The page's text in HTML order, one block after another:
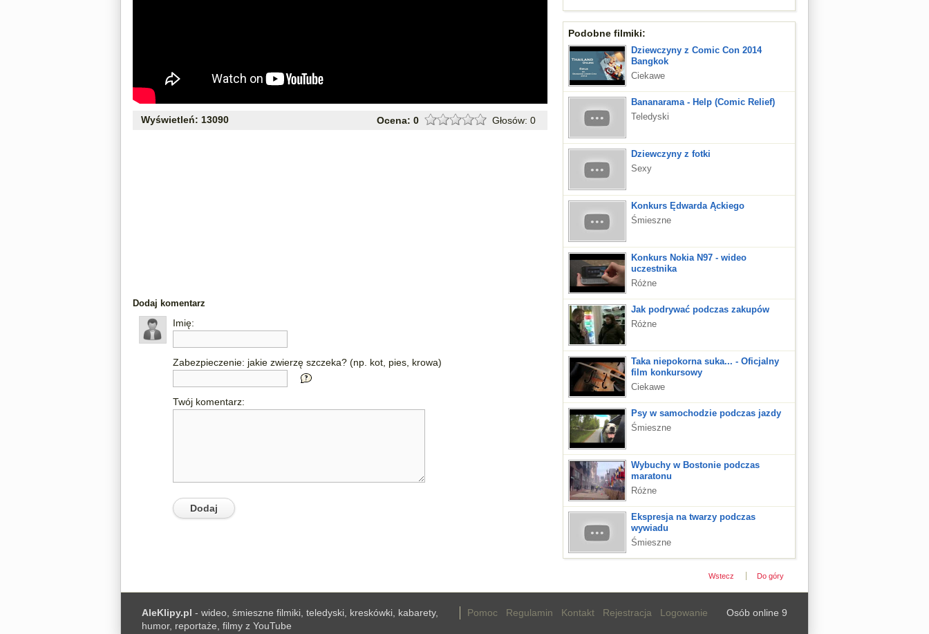
Wyświetleń: 13090 Ocena: 0 Głosów: 0
Dodaj komentarz
Imię:
Zabezpieczenie: jakie zwierzę szczeka? (np. kot, pies, krowa)
Twój komentarz:
Podobne filmiki:
Dziewczyny z Comic Con 2014
Bangkok
Ciekawe
Bananarama - Help (Comic Relief)
Teledyski
Dziewczyny z fotki
Sexy
Konkurs Ędwarda Ąckiego
Śmieszne
Konkurs Nokia N97 - wideo
uczestnika
Różne
Jak podrywać podczas zakupów
Różne
Taka niepokorna suka... - Oficjalny
film konkursowy
Ciekawe
Psy w samochodzie podczas jazdy
Śmieszne
Wybuchy w Bostonie podczas
maratonu
Różne
Ekspresja na twarzy podczas
wywiadu
Śmieszne
Wstecz Do góry
AleKlipy.pl - wideo, śmieszne filmiki, teledyski, kreskówki, kabarety,
humor, reportaże, filmy z YouTube
Pomoc Regulamin Kontakt Rejestracja Logowanie Osób online 9